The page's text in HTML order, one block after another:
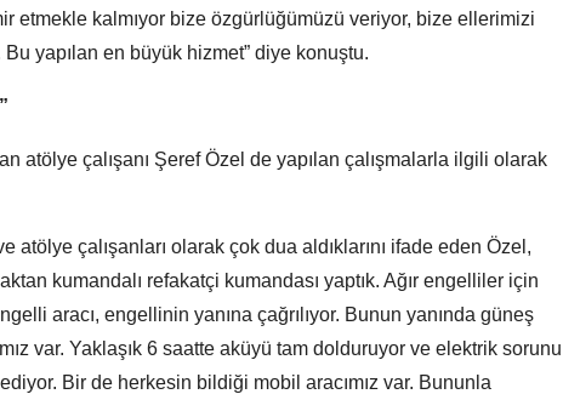
etmekle kalmıyor bize özgürlüğümüzü veriyor, bize ellerimizi
Bu yapılan en büyük hizmet” diye konuştu.
atölye çalışanı Şeref Özel de yapılan çalışmalarla ilgili olarak
atölye çalışanları olarak çok dua aldıklarını ifade eden Özel,
kumandalı refakatçi kumandası yaptık. Ağır engelliler için
aracı, engellinin yanına çağrılıyor. Bunun yanında güneş
var. Yaklaşık 6 saatte aküyü tam dolduruyor ve elektrik sorunu
Bir de herkesin bildiği mobil aracımız var. Bununla